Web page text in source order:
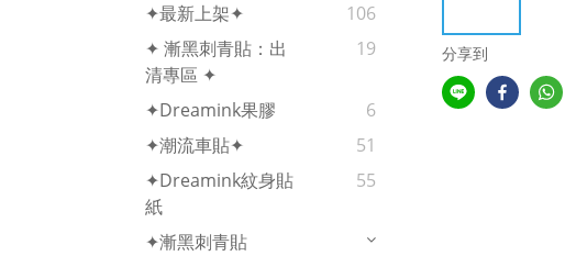
✦最新上架✦
106
✦ 漸黑刺青貼：出
清專區 ✦
19
✦Dreamink果膠
6
✦潮流車貼✦
51
✦Dreamink紋身貼
紙
55
✦漸黑刺青貼
分享到